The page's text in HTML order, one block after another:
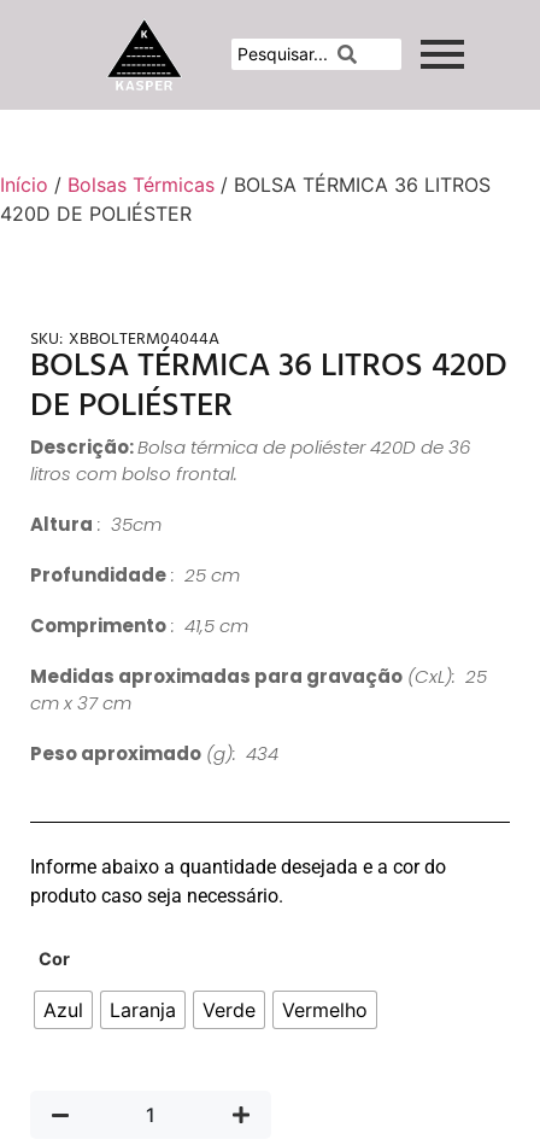
Início / Bolsas Térmicas / BOLSA TÉRMICA 36 LITROS
420D DE POLIÉSTER
SKU: XBBOLTERM04044A
BOLSA TÉRMICA 36 LITROS 420D
DE POLIÉSTER
Descrição:Bolsa térmica de poliéster 420D de 36
litros com bolso frontal.
Altura : 35cm
Profundidade: 25 cm
Comprimento: 41,5 cm
Medidas aproximadas para gravação (CxL): 25
cm x 37 cm
Peso aproximado (g): 434
Informe abaixo a quantidade desejada e a cor do
produto caso seja necessário.
Cor
Azul Laranja Verde Vermelho